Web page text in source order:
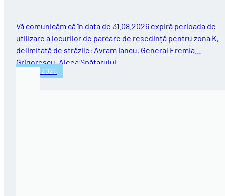
Vă comunicăm că în data de 31.08.2026 expiră perioada de
utilizare a locurilor de parcare de reședință pentru zona K,
delimitată de străzile: Avram Iancu, General Eremia
Grigorescu, Aleea Spătarului,…
31/07/2026